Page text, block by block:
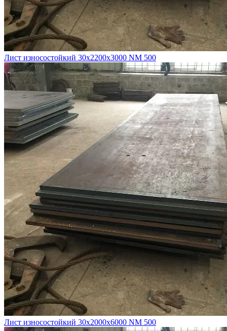
Лист износостойкий 30х2200х3000 NM 500
Лист износостойкий 30х2000х6000 NM 500